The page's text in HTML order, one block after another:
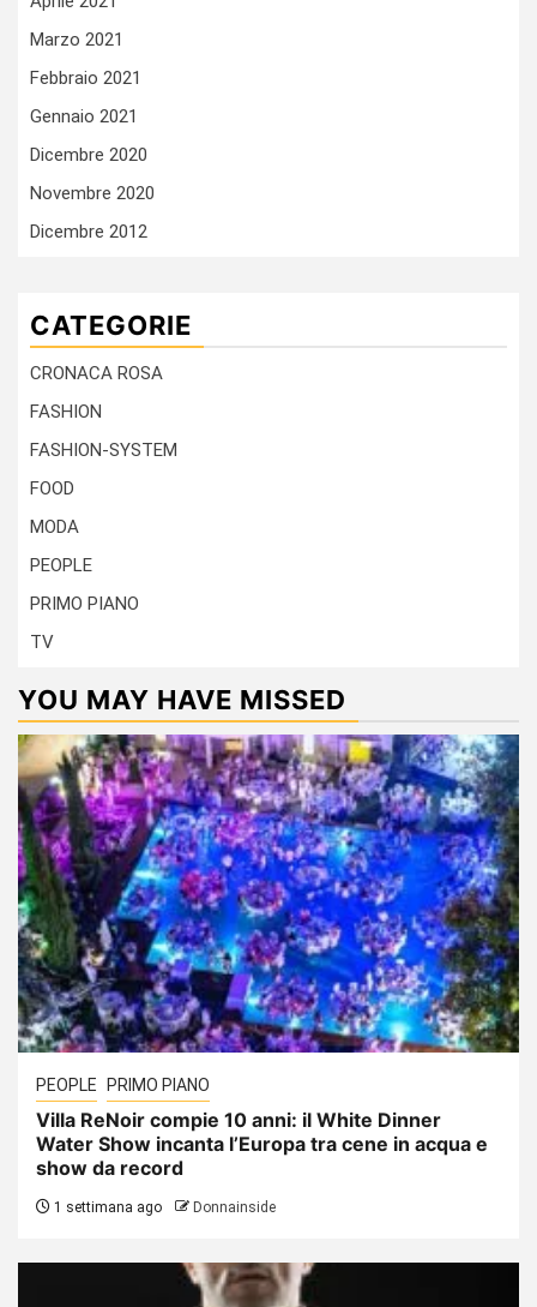
Marzo 2021
Febbraio 2021
Gennaio 2021
Dicembre 2020
Novembre 2020
Dicembre 2012
CATEGORIE
CRONACA ROSA
FASHION
FASHION-SYSTEM
FOOD
MODA
PEOPLE
PRIMO PIANO
TV
YOU MAY HAVE MISSED
PEOPLE PRIMO PIANO
Villa ReNoir compie 10 anni: il White Dinner
Water Show incanta l’Europa tra cene in acqua e
show da record
1 settimana ago Donnainside